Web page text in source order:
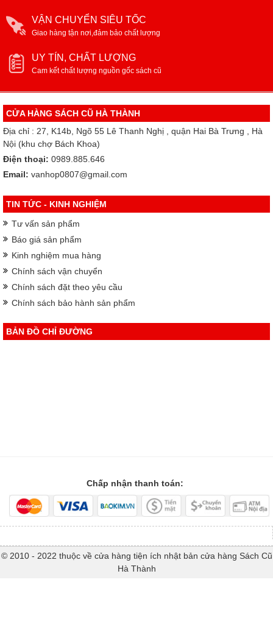
VẬN CHUYỂN SIÊU TỐC
Giao hàng tận nơi,đảm bảo chất lượng
UY TÍN, CHẤT LƯỢNG
Cam kết chất lượng nguồn gốc sách cũ
CỬA HÀNG SÁCH CŨ HÀ THÀNH
Địa chỉ : 27, K14b, Ngõ 55 Lê Thanh Nghị , quận Hai Bà Trưng , Hà
Nội (khu chợ Bách Khoa)
Điện thoại: 0989.885.646
Email: vanhop0807@gmail.com
TIN TỨC - KINH NGHIỆM
Tư vấn sản phẩm
Báo giá sản phẩm
Kinh nghiệm mua hàng
Chính sách vận chuyển
Chính sách đặt theo yêu cầu
Chính sách bảo hành sản phẩm
BẢN ĐỒ CHỈ ĐƯỜNG
Chấp nhận thanh toán:
© 2010 - 2022 thuộc về cửa hàng tiện ích nhật bản cửa hàng Sách Cũ
Hà Thành